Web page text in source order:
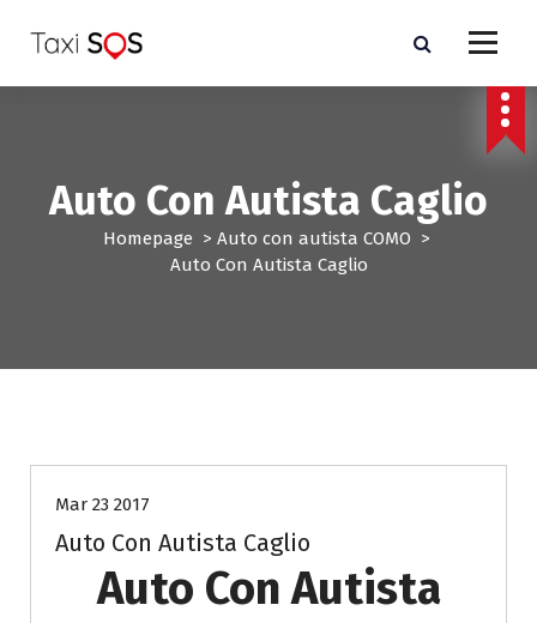
a
Auto Con Autista Caglio
Homepage > Auto con autista COMO >
Auto Con Autista Caglio
Mar 23 2017
Auto Con Autista Caglio
Auto Con Autista